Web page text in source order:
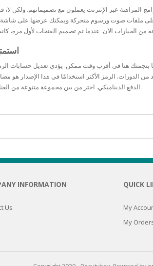
SKIN
THE
PRONE SKIN
المراهنة عبر الإنترنت يعملون مع تصميماتهم. ولكن
على ملفات صوت ورسوم متحركة ويمكنك عرضها على
هنا في أقرب وقت ممكن. يؤدي تعديل حسابات
الدفع الديناميكي. اختر من بين مجموعة متنوعة من العناصر لإملاء أحدث المضاعفات المستخدمة لمساعدتك على الفوز.
INFORMATION
Us
QUICK
My
My